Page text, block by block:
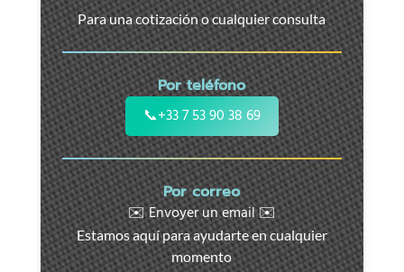
Servicio
24/7
para
coches,
motos
y
vehículos
utilitarios.
Intervención
rápida
en
toda
la
Para una cotización o cualquier consulta
Por teléfono
📞+33 7 53 90 38 69
Por correo
✉️ Envoyer un email ✉️
Estamos aquí para ayudarte en cualquier
momento